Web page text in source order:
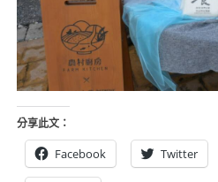
分享此文：
Facebook Twitter